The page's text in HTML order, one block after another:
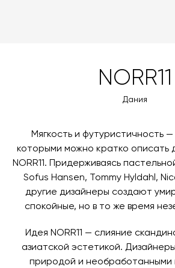
NORR11
Дания
Мягкость и футуристичность
которыми можно кратко описать
NORR11. Придерживаясь
Sofus Hansen, Tommy Hyldahl,
другие дизайнеры создают
спокойные, но в то же время
Идея NORR11 — слияние
азиатской эстетикой.
природой и необработанными